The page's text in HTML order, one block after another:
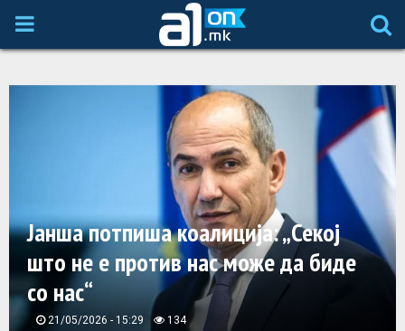
P
A
R
Y
Јанша потпиша коалиција: „Секој
што не е против нас може да биде
со нас“
21/05/2026 - 15:29 134